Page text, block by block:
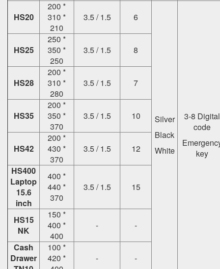
HS20
200 *
310 *
210
3.5 / 1.5 6
Silver
Black
White
3-8 Digital
code
key
HS25
250 *
350 *
250
3.5 / 1.5 8
HS28
200 *
310 *
280
3.5 / 1.5 7
HS35
200 *
350 *
370
3.5 / 1.5 10
HS42
200 *
430 *
370
3.5 / 1.5
12
HS400
Laptop
15.6
inch
400 *
440 *
370
3.5 / 1.5 15
HS15
NK
150 *
400 *
400
-
-
Cash
Drawer
100 *
420 *
- -